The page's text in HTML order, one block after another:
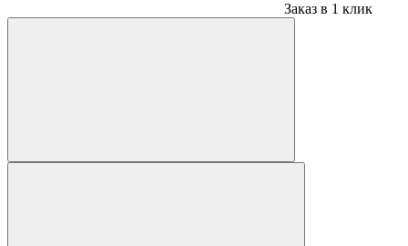
Заказ в 1 клик